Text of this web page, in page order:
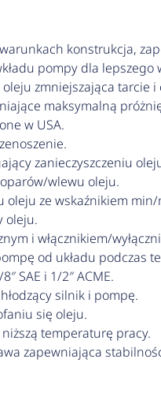
konstrukcja,
pompy dla lepszego
zmniejszająca tarcie i
maksymalną
w USA.
zanieczyszczeniu
wlewu oleju.
oleju ze wskaźnikiem min/
oleju.
i włącznikiem/
od układu podczas
SAE i 1/2″ ACME.
silnik i pompę.
się oleju.
temperaturę pracy.
zapewniająca